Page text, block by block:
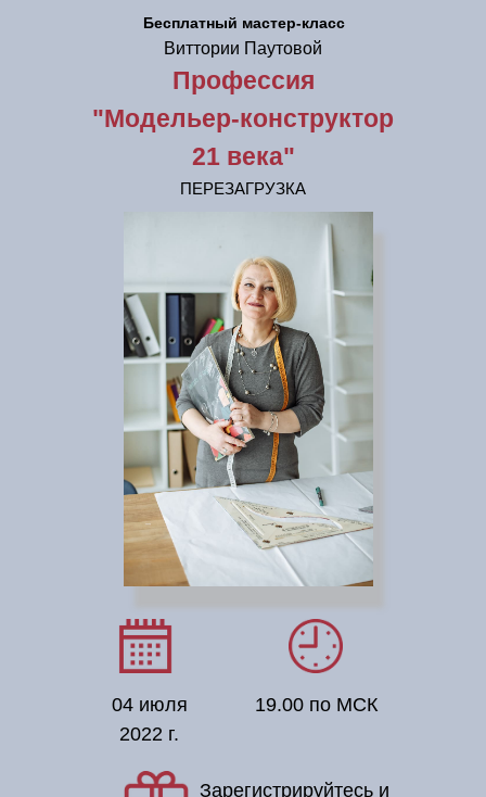
Профессия
"Модельер-конструктор
21 века"
Виттории Паутовой
04 июля
2022 г.
19.00 по МСК
Зарегистрируйтесь и
Бесплатный мастер-класс
ПЕРЕЗАГРУЗКА